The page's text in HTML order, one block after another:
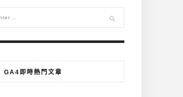
GA4即時熱門文章